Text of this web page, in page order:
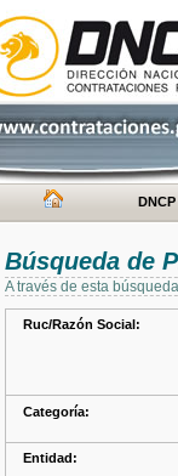
DNCP
Búsqueda de
A través de esta
Ruc/Razón Social:
Categoría:
Entidad: